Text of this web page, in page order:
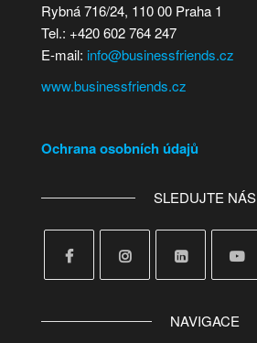
Rybná 716/24, 110 00 Praha 1
Tel.: +420 602 764 247
E-mail: info@businessfriends.cz
www.businessfriends.cz
Ochrana osobních údajů
SLEDUJTE NÁS
NAVIGACE